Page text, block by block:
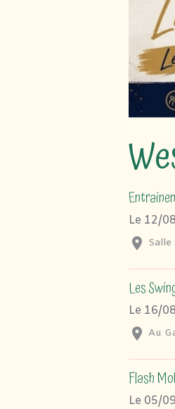
Le 12/
Salle
Les
Le 16/
Au
Flash
Le 05/